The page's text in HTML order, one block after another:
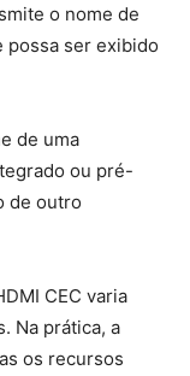
o nome de
possa ser exibido
de uma
ou pré-
de outro
CEC varia
Na prática, a
os recursos